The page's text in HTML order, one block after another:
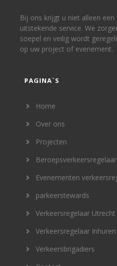
Bij ons krijgt u niet alleen
uitstekende service. We
soepel en veilig wordt
op uw project of evenement.
PAGINA`S
Home
Over ons
Projecten
Evenementen
parkeerstewards
Verkeersregelaar Utrecht
Verkeersregelaar Inhuren
Verkeersbrigadiers